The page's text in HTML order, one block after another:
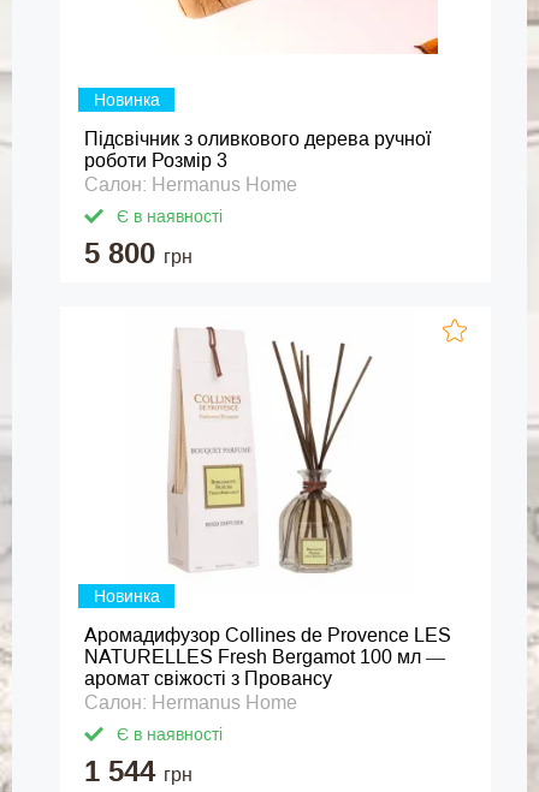
Новинка
Підсвічник з оливкового дерева ручної
роботи Розмір 3
Салон: Hermanus Home
Є в наявності
5 800 грн
Новинка
Аромадифузор Collines de Provence LES
NATURELLES Fresh Bergamot 100 мл —
аромат свіжості з Провансу
Салон: Hermanus Home
Є в наявності
1 544 грн